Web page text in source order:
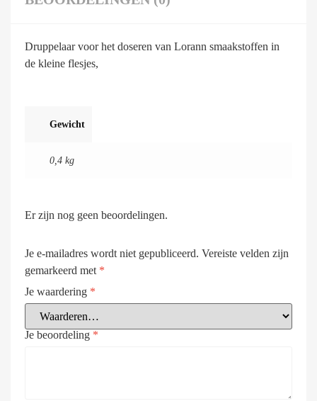
Druppelaar voor het doseren van Lorann smaakstoffen in
de kleine flesjes,
Gewicht
0,4 kg
Er zijn nog geen beoordelingen.
Je e-mailadres wordt niet gepubliceerd. Vereiste velden zijn
gemarkeerd met *
Je waardering *
Je beoordeling *